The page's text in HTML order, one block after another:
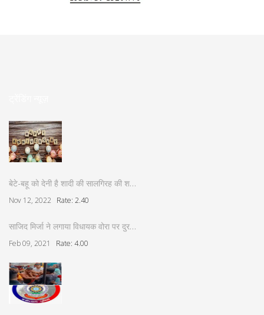
बेटे-बहू को देनी है शादी की सालगिरह की श…
Nov 12, 2022 Rate: 2.40
साजिद मिर्जा ने लगाया विधायक वोरा पर दुर…
Feb 09, 2021 Rate: 4.00